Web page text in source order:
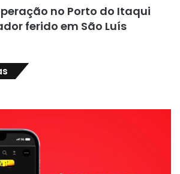
no Porto do Itaqui
ferido em São Luís